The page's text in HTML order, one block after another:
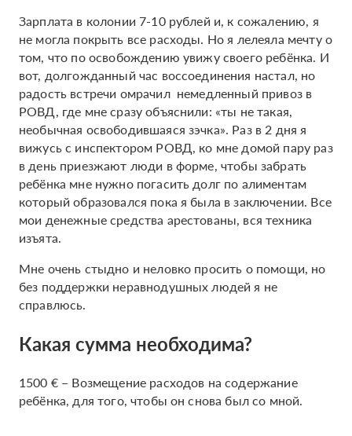
Зарплата в колонии 7-10 рублей и, к сожалению, я
не могла покрыть все расходы. Но я лелеяла мечту о
том, что по освобождению увижу своего ребёнка. И
вот, долгожданный час воссоединения настал, но
радость встречи омрачил немедленный привоз в
РОВД, где мне сразу объяснили: «ты не такая,
необычная освободившаяся зэчка». Раз в 2 дня я
вижусь с инспектором РОВД, ко мне домой пару раз
в день приезжают люди в форме, чтобы забрать
ребёнка мне нужно погасить долг по алиментам
который образовался пока я была в заключении. Все
мои денежные средства арестованы, вся техника
изъята.
Мне очень стыдно и неловко просить о помощи, но
без поддержки неравнодушных людей я не
справлюсь.
Какая сумма необходима?
1500 € – Возмещение расходов на содержание
ребёнка, для того, чтобы он снова был со мной.